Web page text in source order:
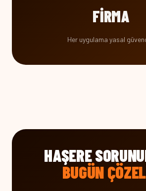
FIRMA
Her uygulama yasal
HAŞERE
BUGÜN